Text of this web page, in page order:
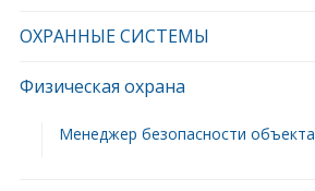
ОХРАННЫЕ СИСТЕМЫ
Физическая охрана
Менеджер безопасности объекта